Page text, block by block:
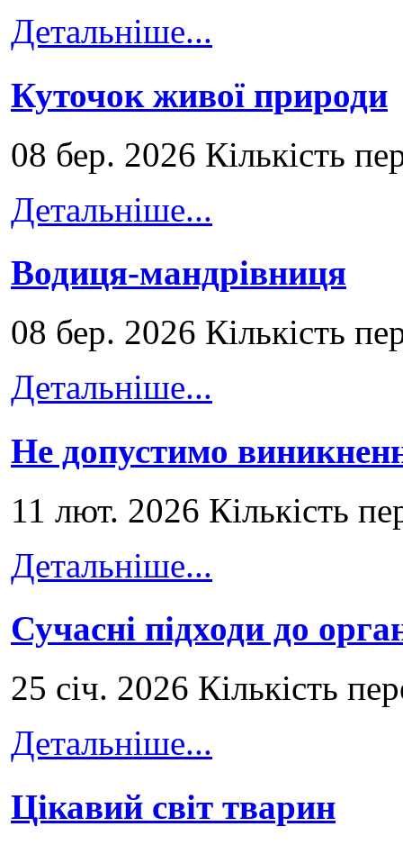
Детальніше...
Куточок живої природи
08 бер. 2026 Кількість
Детальніше...
Водиця-мандрівниця
08 бер. 2026 Кількість
Детальніше...
Не допустимо
11 лют. 2026 Кількість
Детальніше...
Сучасні підходи до
25 січ. 2026 Кількість
Детальніше...
Цікавий світ тварин